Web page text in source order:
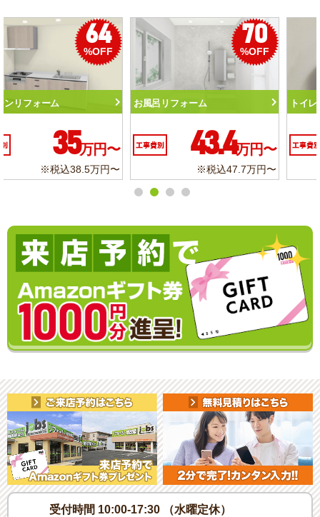
50
%OFF
トイレリフォーム
10.3万円〜
※税込11.3万円〜
56
%OFF
洗面化粧台リフォーム
工事費別 6.2万円〜
※税込6.8万円〜
受付時間 10:00-17:30 （水曜定休）